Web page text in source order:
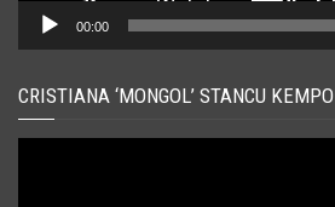
00:00
CRISTIANA ‘MONGOL’ STANCU KEMPO